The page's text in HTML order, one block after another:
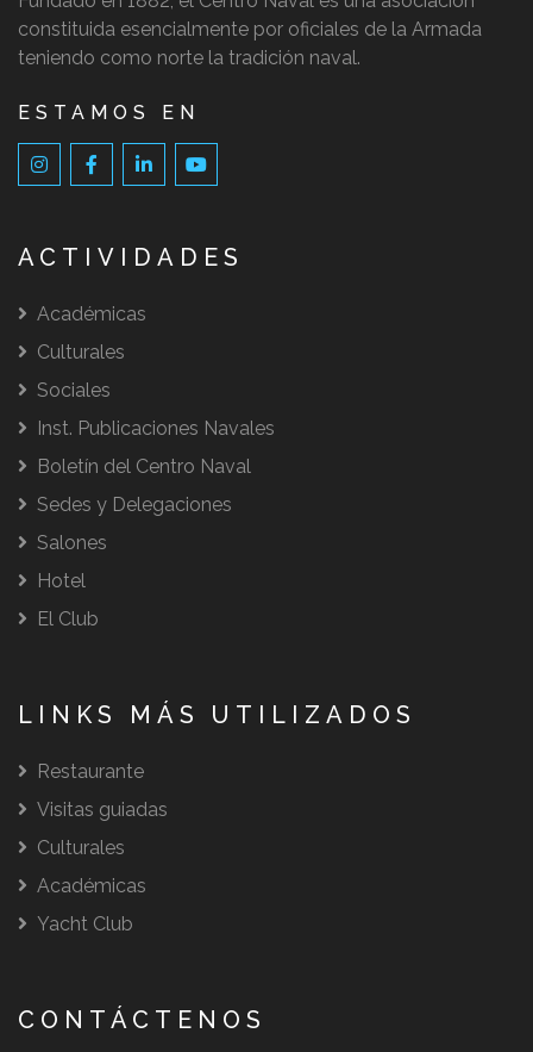
constituida esencialmente por oficiales de la Armada
teniendo como norte la tradición naval.
ESTAMOS EN
ACTIVIDADES
Académicas
Culturales
Sociales
Inst. Publicaciones Navales
Boletín del Centro Naval
Sedes y Delegaciones
Salones
Hotel
El Club
LINKS MÁS UTILIZADOS
Restaurante
Visitas guiadas
Culturales
Académicas
Yacht Club
CONTÁCTENOS